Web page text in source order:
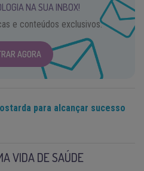
NA SUA INBOX!
e conteúdos exclusivos.
AGORA
para alcançar sucesso
VIDA DE SAÚDE